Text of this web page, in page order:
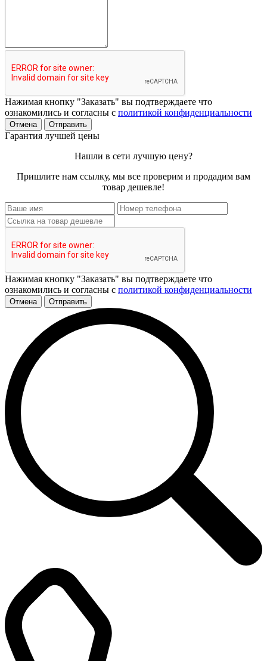
Нажимая кнопку "Заказать" вы подтверждаете что
ознакомились и согласны с политикой конфиденциальности
Отмена Отправить
Гарантия лучшей цены
Нашли в сети лучшую цену?
Пришлите нам ссылку, мы все проверим и продадим вам
товар дешевле!
Нажимая кнопку "Заказать" вы подтверждаете что
ознакомились и согласны с политикой конфиденциальности
Отмена Отправить